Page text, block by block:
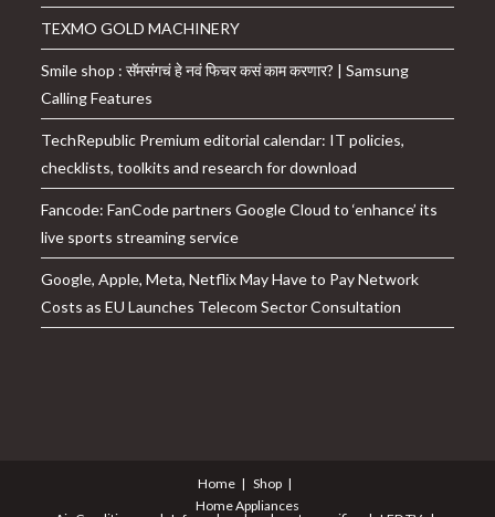
TEXMO GOLD MACHINERY
Smile shop : सॅमसंगचं हे नवं फिचर कसं काम करणार? | Samsung
Calling Features
TechRepublic Premium editorial calendar: IT policies,
checklists, toolkits and research for download
Fancode: FanCode partners Google Cloud to ‘enhance’ its
live sports streaming service
Google, Apple, Meta, Netflix May Have to Pay Network
Costs as EU Launches Telecom Sector Consultation
Home
Shop
Home Appliances